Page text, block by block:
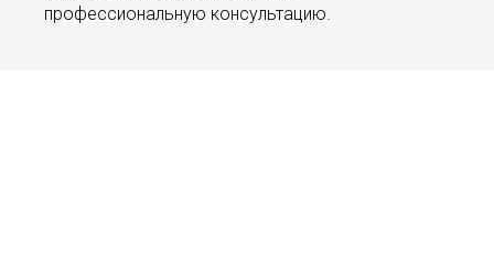
профессиональную консультацию.